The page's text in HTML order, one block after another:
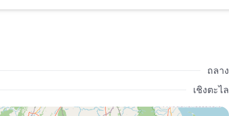
ฟภูเก็ตกอล์ฟคลับ,การเข้าถึงบริการทางการแพทย์และ
ศัยส่วนตัวระดับโลกแห่งใหม่ของบันยันกรุ๊ปซึ่งจะช่วย
จที่จะเช่า
ถลาง
เชิงตะไล